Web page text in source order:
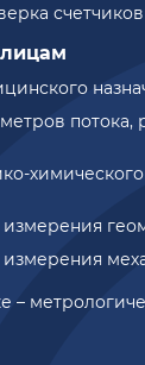
–
счетчиков
потока,
химического